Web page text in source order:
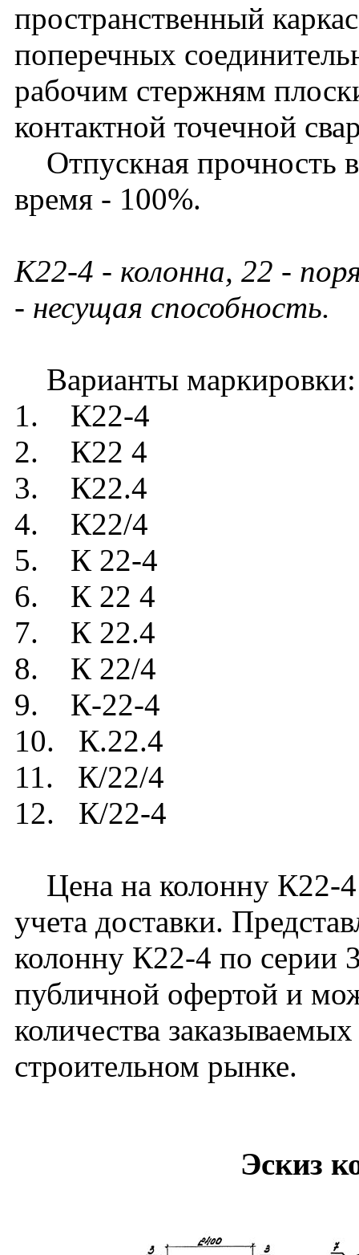
пространственный
поперечных
рабочим стержням
контактной точечной
Отпускная прочность
время - 100%.
К22-4 - колонна, 22 -
- несущая способность.
Варианты маркировки:
1. К22-4
2. К22 4
3. К22.4
4. К22/4
5. К 22-4
6. К 22 4
7. К 22.4
8. К 22/4
9. К-22-4
10. К.22.4
11. К/22/4
12. К/22-4
Цена на колонну К22-4
учета доставки.
колонну К22-4 по серии
публичной офертой и
количества
строительном рынке.
Эскиз